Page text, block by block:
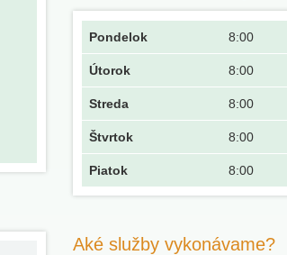
Pondelok 8:00
Útorok 8:00
Streda 8:00
Štvrtok 8:00
Piatok 8:00
Aké služby vykonávame?